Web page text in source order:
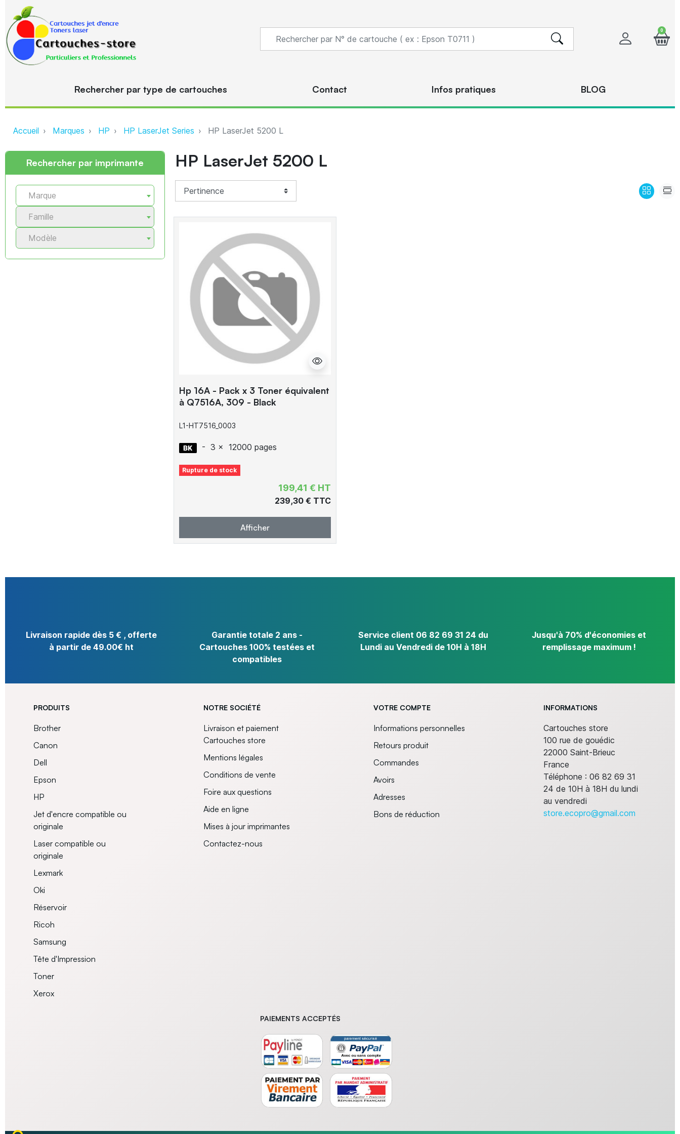
0
Rechercher par type de cartouches Contact Infos pratiques BLOG
Accueil Marques HP HP LaserJet Series HP LaserJet 5200 L
Rechercher par imprimante
Marque
Famille
Modèle
HP LaserJet 5200 L
Hp 16A - Pack x 3 Toner équivalent
à Q7516A, 309 - Black
L1-HT7516_0003
- 3 x 12000 pages
Rupture de stock
199,41 € HT
239,30 € TTC
Afficher
Livraison rapide dès 5 € , offerte
à partir de 49.00€ ht
Garantie totale 2 ans -
Cartouches 100% testées et
compatibles
Service client 06 82 69 31 24 du
Lundi au Vendredi de 10H à 18H
Jusqu'à 70% d'économies et
remplissage maximum !
PRODUITS
Brother
Canon
Dell
Epson
HP
Jet d'encre compatible ou
originale
Laser compatible ou
originale
Lexmark
Oki
Réservoir
Ricoh
Samsung
Tête d'Impression
Toner
Xerox
NOTRE SOCIÉTÉ
Livraison et paiement
Cartouches store
Mentions légales
Conditions de vente
Foire aux questions
Aide en ligne
Mises à jour imprimantes
Contactez-nous
VOTRE COMPTE
Informations personnelles
Retours produit
Commandes
Avoirs
Adresses
Bons de réduction
INFORMATIONS
Cartouches store
100 rue de gouédic
22000 Saint-Brieuc
France
Téléphone : 06 82 69 31
24 de 10H à 18H du lundi
au vendredi
store.ecopro@gmail.com
PAIEMENTS ACCEPTÉS